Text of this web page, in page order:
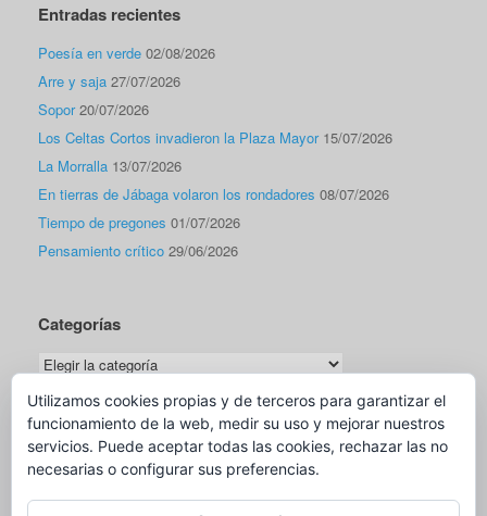
Entradas recientes
Poesía en verde 02/08/2026
Arre y saja 27/07/2026
Sopor 20/07/2026
Los Celtas Cortos invadieron la Plaza Mayor 15/07/2026
La Morralla 13/07/2026
En tierras de Jábaga volaron los rondadores 08/07/2026
Tiempo de pregones 01/07/2026
Pensamiento crítico 29/06/2026
Categorías
Categorías
Traductor
Utilizamos cookies propias y de terceros para garantizar el
funcionamiento de la web, medir su uso y mejorar nuestros
servicios. Puede aceptar todas las cookies, rechazar las no
necesarias o configurar sus preferencias.